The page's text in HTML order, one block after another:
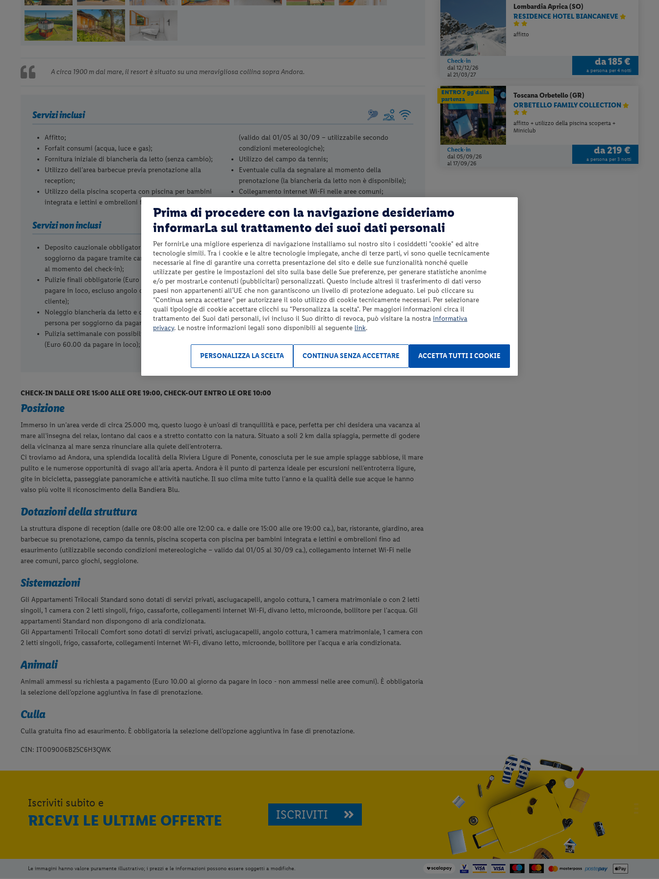
A circa 1900 m dal mare, il resort è situato su una meravigliosa collina sopra Andora.
Servizi inclusi
Affitto;
Forfait consumi (acqua, luce e gas);
Fornitura iniziale di biancheria da letto (senza cambio);
Utilizzo dell’area barbecue previa prenotazione alla
reception;
Utilizzo della piscina scoperta con piscina per bambini
integrata e lettini e ombrelloni fino ad esaurimento
(valido dal 01/05 al 30/09 – utilizzabile secondo
condizioni metereologiche);
Utilizzo del campo da tennis;
Eventuale culla da segnalare al momento della
prenotazione (la biancheria da letto non è disponibile);
Collegamento internet Wi-Fi nelle aree comuni;
Servizi non inclusi
Deposito cauzionale obbligatorio (Euro 100.00 per
soggiorno da pagare tramite carta di credito o contanti
al momento del check-in);
Pulizie finali obbligatorie (Euro 60.00 per soggiorno da
pagare in loco, escluso angolo cottura a carico del
cliente);
Noleggio biancheria da letto e da bagno (Euro 6.00 per
persona per soggiorno da pagare in loco);
Pulizia settimanale con possibilità di cambio biancheria
(Euro 60.00 da pagare in loco);
Eventuale servizio colazione su richiesta a pagamento
con possibilità di ordinare pane, croissant e pizza
secondo disponibilità;
Eventuale animale domestico da segnalare al momento
della prenotazione (Euro 10.00 al giorno da pagare in
loco – non ammessi nelle aree comuni);
Tassa di soggiorno da pagare in loco se prevista;
Tutto quanto non espressamente indicato nel paragrafo
“Servizi inclusi”.
CHECK-IN DALLE ORE 15:00 ALLE ORE 19:00, CHECK-OUT ENTRO LE ORE 10:00
Posizione
Immerso in un’area verde di circa 25.000 mq, questo luogo è un’oasi di tranquillità e pace, perfetta per chi desidera una vacanza al
mare all’insegna del relax, lontano dal caos e a stretto contatto con la natura. Situato a soli 2 km dalla spiaggia, permette di godere
della vicinanza al mare senza rinunciare alla quiete dell’entroterra.
Ci troviamo ad Andora, una splendida località della Riviera Ligure di Ponente, conosciuta per le sue ampie spiagge sabbiose, il mare
pulito e le numerose opportunità di svago all’aria aperta. Andora è il punto di partenza ideale per escursioni nell’entroterra ligure,
gite in bicicletta, passeggiate panoramiche e attività nautiche. Il suo clima mite tutto l’anno e la qualità delle sue acque le hanno
valso più volte il riconoscimento della Bandiera Blu.
Dotazioni della struttura
La struttura dispone di reception (dalle ore 08:00 alle ore 12:00 ca. e dalle ore 15:00 alle ore 19:00 ca.), bar, ristorante, giardino, area
barbecue su prenotazione, campo da tennis, piscina scoperta con piscina per bambini integrata e lettini e ombrelloni fino ad
esaurimento (utilizzabile secondo condizioni metereologiche – valido dal 01/05 al 30/09 ca.), collegamento internet Wi-Fi nelle
aree comuni, parco giochi, seggiolone.
Sistemazioni
Gli Appartamenti Trilocali Standard sono dotati di servizi privati, asciugacapelli, angolo cottura, 1 camera matrimoniale o con 2 letti
singoli, 1 camera con 2 letti singoli, frigo, cassaforte, collegamenti internet Wi-Fi, divano letto, microonde, bollitore per l'acqua. Gli
appartamenti Standard non dispongono di aria condizionata.
Gli Appartamenti Trilocali Comfort sono dotati di servizi privati, asciugacapelli, angolo cottura, 1 camera matrimoniale, 1 camera con
2 letti singoli, frigo, cassaforte, collegamenti internet Wi-Fi, divano letto, microonde, bollitore per l'acqua e aria condizionata.
Animali
Animali ammessi su richiesta a pagamento (Euro 10.00 al giorno da pagare in loco - non ammessi nelle aree comuni). È obbligatoria
la selezione dell’opzione aggiuntiva in fase di prenotazione.
Culla
Culla gratuita fino ad esaurimento. È obbligatoria la selezione dell’opzione aggiuntiva in fase di prenotazione.
CIN: IT009006B25C6H3QWK
LombardiaAprica (SO)
RESIDENCE HOTEL BIANCANEVE
affitto
Check-in
dal 12/12/26
al 21/03/27
da185 €
a persona per 4 notti
ToscanaOrbetello (GR)
ORBETELLO FAMILY COLLECTION
affitto + utilizzo della piscina scoperta +
Miniclub
ENTRO 7 gg dalla
partenza
Check-in
dal 05/09/26
al 17/09/26
da219 €
a persona per 3 notti
Iscriviti subito e
RICEVI LE ULTIME OFFERTE ISCRIVITI
Le immagini hanno valore puramente illustrativo; i prezzi e le informazioni possono essere soggetti a modifiche.
Prima di procedere con la navigazione desideriamo
informarLa sul trattamento dei suoi dati personali
Per fornirLe una migliore esperienza di navigazione installiamo sul nostro sito i cosiddetti "cookie" ed altre
tecnologie simili. Tra i cookie e le altre tecnologie impiegate, anche di terze parti, vi sono quelle tecnicamente
necessarie al fine di garantire una corretta presentazione del sito e delle sue funzionalità nonché quelle
utilizzate per gestire le impostazioni del sito sulla base delle Sue preferenze, per generare statistiche anonime
e/o per mostrarLe contenuti (pubblicitari) personalizzati. Questo include altresì il trasferimento di dati verso
paesi non appartenenti all'UE che non garantiscono un livello di protezione adeguato. Lei può cliccare su
“Continua senza accettare” per autorizzare il solo utilizzo di cookie tecnicamente necessari. Per selezionare
quali tipologie di cookie accettare clicchi su "Personalizza la scelta". Per maggiori informazioni circa il
trattamento dei Suoi dati personali, ivi incluso il Suo diritto di revoca, può visitare la nostra informativa
privacy. Le nostre informazioni legali sono disponibili al seguente link.
ACCETTA TUTTI I COOKIE
CONTINUA SENZA ACCETTARE
PERSONALIZZA LA SCELTA